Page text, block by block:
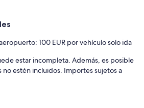
100 EUR por vehículo solo ida
estar incompleta. Además, es posible
no estén incluidos. Importes sujetos a